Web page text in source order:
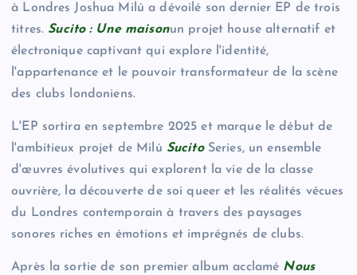
à Londres Joshua Milú a dévoilé son dernier EP de trois
titres. Sucito : Une maisonun projet house alternatif et
électronique captivant qui explore l'identité,
l'appartenance et le pouvoir transformateur de la scène
des clubs londoniens.
L'EP sortira en septembre 2025 et marque le début de
l'ambitieux projet de Milú SucitoSeries, un ensemble
d'œuvres évolutives qui explorent la vie de la classe
ouvrière, la découverte de soi queer et les réalités vécues
du Londres contemporain à travers des paysages
sonores riches en émotions et imprégnés de clubs.
Après la sortie de son premier album acclamé Nous